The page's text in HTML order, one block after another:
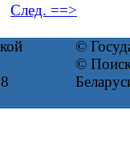
След. ==>
©
©